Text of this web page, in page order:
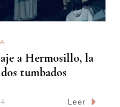
a Hermosillo, la
tumbados
Leer